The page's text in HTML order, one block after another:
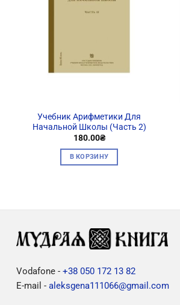
Учебник Арифметики Для
Начальной Школы (Часть 2)
180.00₴
В КОРЗИНУ
Vodafone - +38 050 172 13 82
E-mail - aleksgena111066@gmail.com